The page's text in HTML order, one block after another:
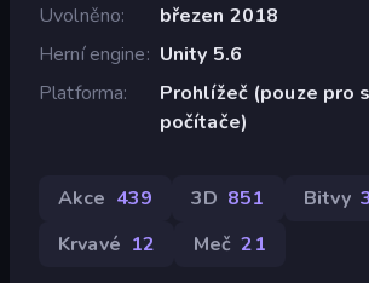
Uvolněno
březen 2018
Herní engine
Unity 5.6
Platforma
Prohlížeč (pouze pro
počítače)
Akce 439 3D 851 Bitvy
Krvavé 12 Meč 21